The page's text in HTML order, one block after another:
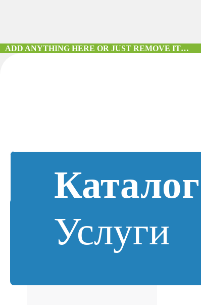
ADD ANYTHING HERE OR JUST REMOVE IT…
Каталог
Услуги